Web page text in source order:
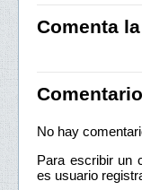
Comenta
No hay
Para escribir un
es usuario